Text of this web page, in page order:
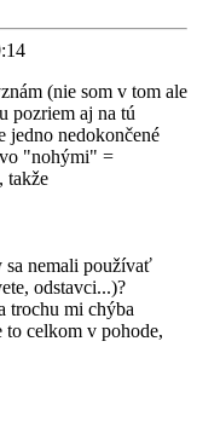
(nie som v tom ale
pozriem aj na tú
jedno nedokončené
"nohými" =
takže
sa nemali používať
odstavci...)?
trochu mi chýba
celkom v pohode,